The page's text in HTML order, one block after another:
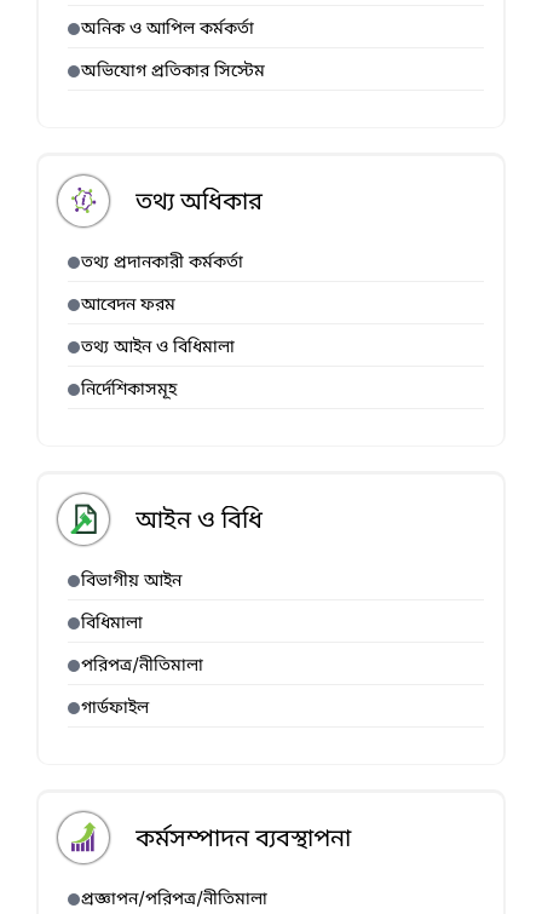
অনিক ও আপিল কর্মকর্তা
অভিযোগ প্রতিকার সিস্টেম
তথ্য অধিকার
তথ্য প্রদানকারী কর্মকর্তা
আবেদন ফরম
তথ্য আইন ও বিধিমালা
নির্দেশিকাসমূহ
আইন ও বিধি
বিভাগীয় আইন
বিধিমালা
পরিপত্র/নীতিমালা
গার্ডফাইল
কর্মসম্পাদন ব্যবস্থাপনা
প্রজ্ঞাপন/পরিপত্র/নীতিমালা